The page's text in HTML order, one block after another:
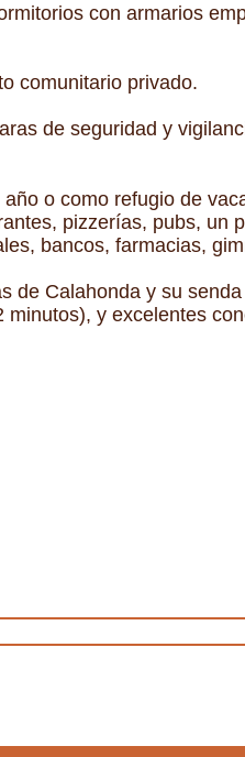
con armarios
comunitario privado.
de seguridad y
o como refugio de
pizzerías, pubs, un
bancos, farmacias,
de Calahonda y su
y excelentes